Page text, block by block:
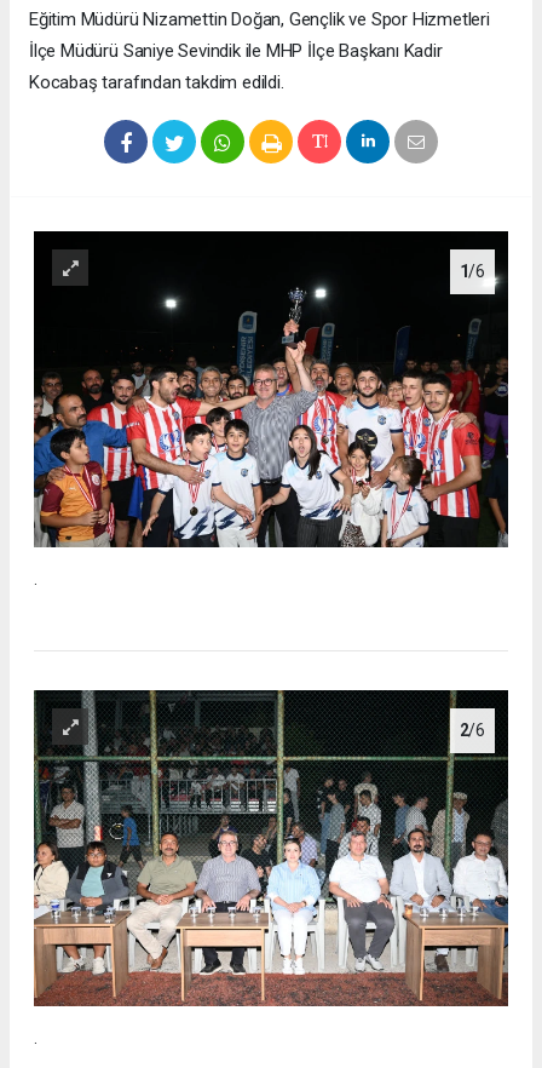
Eğitim Müdürü Nizamettin Doğan, Gençlik ve Spor Hizmetleri
İlçe Müdürü Saniye Sevindik ile MHP İlçe Başkanı Kadir
Kocabaş tarafından takdim edildi.
1/6
2/6